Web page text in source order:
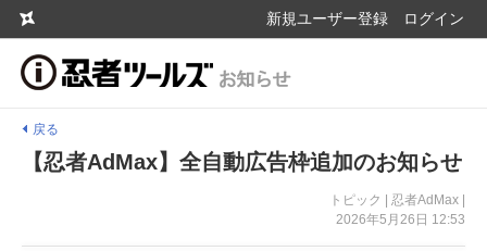
新規ユーザー登録 ログイン
戻る
【忍者AdMax】全自動広告枠追加のお知らせ
トピック | 忍者AdMax |
2026年5月26日 12:53